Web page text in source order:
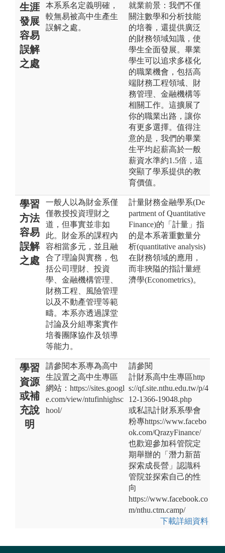
生涯
發展
容易
誤解
之處
本系系名定義明確，
較無易被高中生產生
誤解之處。
就業前景：我們不僅
關注數學和分析技能
的培養，還提供廣泛
的財務領域知識，使
學生全面發展。畢業
學生可以追求多樣化
的職業機會，包括高
端財務工程領域、財
務管理、金融機構等
相關工作。這擴展了
你的職業出路，讓你
有更多選擇。值得注
意的是，我們的畢業
生平均起薪高於一般
薪資水準約1.5倍，這
突顯了學系提供的教
育價值。
學習
方法
容易
誤解
之處
一般人以為財金系僅
僅教授投資理財之
道，但事實並非如
此。財金系的課程內
容相當多元，並且融
合了理論與實務，包
括公司理財、投資
學、金融機構管理、
財務工程、風險管理
以及不動產管理等範
疇。本系亦透過課堂
討論及分組專案實作
培養團隊協作及領導
等能力。
計量財務金融學系(De
partment of Quantitative
Finance)的「計量」指
的是本系著重數量分
析(quantitative analysis)
在財務領域的應用，
而非狹隘的指計量經
濟學(Econometrics)。
學習
資源
或補
充說
明
請參閱本系專為高中
生設置之高中生專區
網站：https://sites.googl
e.com/view/ntufinhighsc
hool/
請參閱
計財系高中生專區http
s://qf.site.nthu.edu.tw/p/4
12-1366-19048.php
或私訊計財系系學會
粉專https://www.facebo
ok.com/QrazyFinance/
也歡迎參加科管院定
期舉辦的「潛力新苗
探索成長營」認識科
管院並探索自己的性
向
https://www.facebook.co
m/nthu.ctm.camp/
下載詳細資料